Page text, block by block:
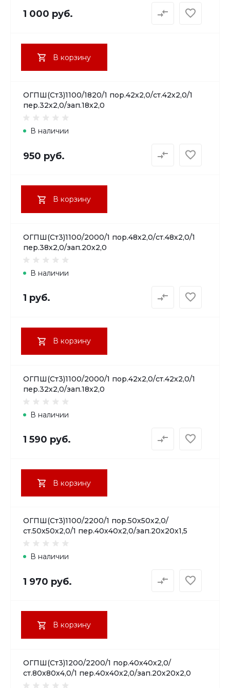
1 000 руб.
В корзину
ОГПШ(Ст3)1100/1820/1 пор.42х2,0/ст.42х2,0/1
пер.32х2,0/зап.18х2,0
В наличии
950 руб.
В корзину
ОГПШ(Ст3)1100/2000/1 пор.48х2,0/ст.48х2,0/1
пер.38х2,0/зап.20х2,0
В наличии
1 руб.
В корзину
ОГПШ(Ст3)1100/2000/1 пор.42х2,0/ст.42х2,0/1
пер.32х2,0/зап.18х2,0
В наличии
1 590 руб.
В корзину
ОГПШ(Ст3)1100/2200/1 пор.50х50х2,0/
ст.50х50х2,0/1 пер.40х40х2,0/зап.20х20х1,5
В наличии
1 970 руб.
В корзину
ОГПШ(Ст3)1200/2200/1 пор.40х40х2,0/
ст.80х80х4,0/1 пер.40х40х2,0/зап.20х20х2,0